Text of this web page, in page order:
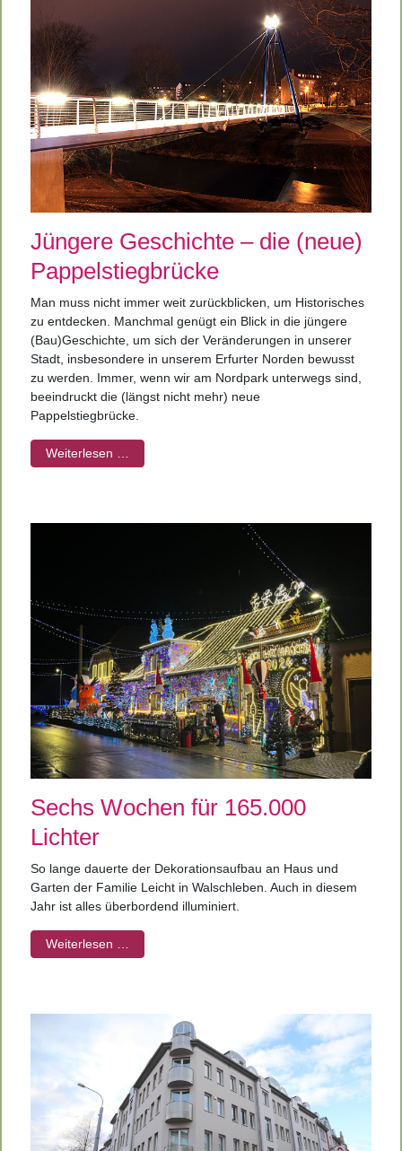
Jüngere Geschichte – die (neue)
Pappelstiegbrücke
Man muss nicht immer weit zurückblicken, um Historisches
zu entdecken. Manchmal genügt ein Blick in die jüngere
(Bau)Geschichte, um sich der Veränderungen in unserer
Stadt, insbesondere in unserem Erfurter Norden bewusst
zu werden. Immer, wenn wir am Nordpark unterwegs sind,
beeindruckt die (längst nicht mehr) neue
Pappelstiegbrücke.
Weiterlesen …
Sechs Wochen für 165.000
Lichter
So lange dauerte der Dekorationsaufbau an Haus und
Garten der Familie Leicht in Walschleben. Auch in diesem
Jahr ist alles überbordend illuminiert.
Weiterlesen …